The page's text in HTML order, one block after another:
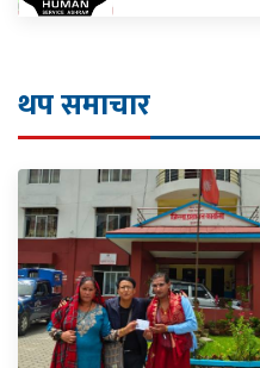
थप समाचार